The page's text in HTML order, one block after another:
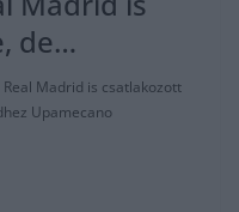
de…
Madrid is csatlakozott
Upamecano